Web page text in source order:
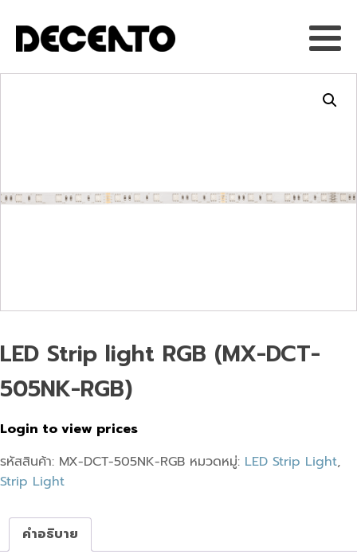
LED Strip light RGB (MX-DCT-
505NK-RGB)
Login to view prices
รหัสสินค้า: MX-DCT-505NK-RGB หมวดหมู่: LED Strip Light,
Strip Light
คำอธิบาย